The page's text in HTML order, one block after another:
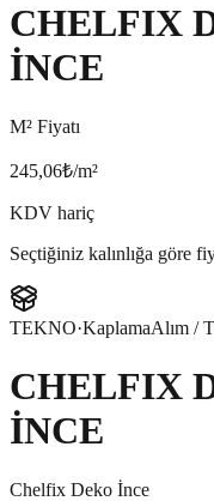
CHELFIX
İNCE
M² Fiyatı
245,06₺/m²
KDV hariç
Seçtiğiniz kalınlığa göre
TEKNO·KaplamaAlım /
CHELFIX
İNCE
Chelfix Deko İnce